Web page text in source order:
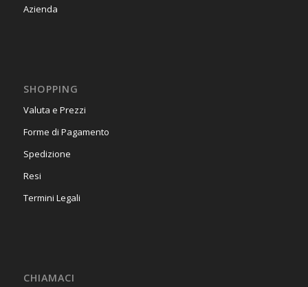
Azienda
SHOPPING
Valuta e Prezzi
Forme di Pagamento
Spedizione
Resi
Termini Legali
CHIAMACI